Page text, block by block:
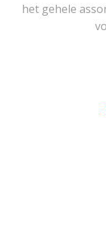
het gehele